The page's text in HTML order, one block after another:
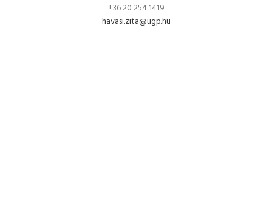
+36 20 254 1419
havasi.zita@ugp.hu